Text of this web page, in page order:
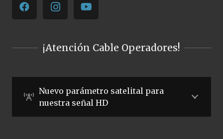
¡Atención Cable Operadores!
Nuevo parámetro satelital para
nuestra señal HD